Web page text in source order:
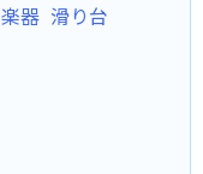
楽器 滑り台